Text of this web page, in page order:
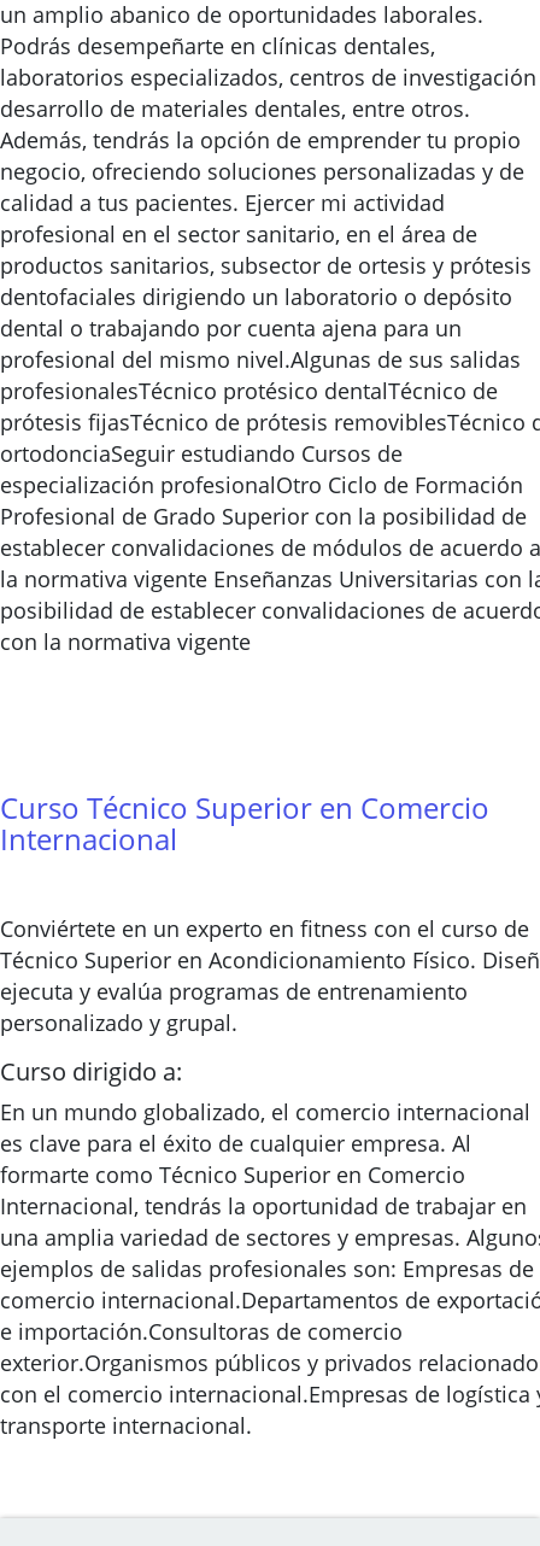
un amplio abanico de oportunidades laborales.
Podrás desempeñarte en clínicas dentales,
laboratorios especializados, centros de
desarrollo de materiales dentales, entre otros.
Además, tendrás la opción de emprender tu propio
negocio, ofreciendo soluciones personalizadas y de
calidad a tus pacientes. Ejercer mi actividad
profesional en el sector sanitario, en el área de
productos sanitarios, subsector de ortesis y prótesis
dentofaciales dirigiendo un laboratorio o depósito
dental o trabajando por cuenta ajena para un
profesional del mismo nivel.Algunas de sus salidas
profesionalesTécnico protésico dentalTécnico de
prótesis fijasTécnico de prótesis removiblesTécnico
ortodonciaSeguir estudiando Cursos de
especialización profesionalOtro Ciclo de Formación
Profesional de Grado Superior con la posibilidad de
establecer convalidaciones de módulos de acuerdo a
la normativa vigente Enseñanzas Universitarias con
posibilidad de establecer convalidaciones de
con la normativa vigente
Curso Técnico Superior en Comercio
Internacional
Conviértete en un experto en fitness con el curso de
Técnico Superior en Acondicionamiento Físico.
ejecuta y evalúa programas de entrenamiento
personalizado y grupal.
Curso dirigido a:
En un mundo globalizado, el comercio internacional
es clave para el éxito de cualquier empresa. Al
formarte como Técnico Superior en Comercio
Internacional, tendrás la oportunidad de trabajar en
una amplia variedad de sectores y empresas.
ejemplos de salidas profesionales son: Empresas de
comercio internacional.Departamentos de
e importación.Consultoras de comercio
exterior.Organismos públicos y privados
con el comercio internacional.Empresas de logística
transporte internacional.